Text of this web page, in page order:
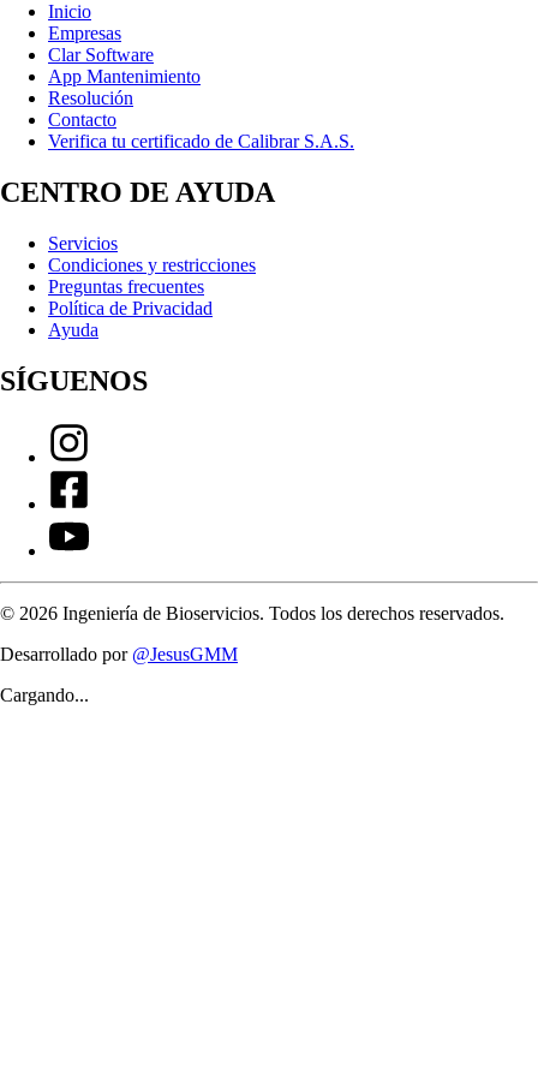
Inicio
Empresas
Clar Software
App Mantenimiento
Resolución
Contacto
Verifica tu certificado de Calibrar S.A.S.
CENTRO DE AYUDA
Servicios
Condiciones y restricciones
Preguntas frecuentes
Política de Privacidad
Ayuda
SÍGUENOS
© 2026 Ingeniería de Bioservicios. Todos los derechos reservados.
Desarrollado por @JesusGMM
Cargando...